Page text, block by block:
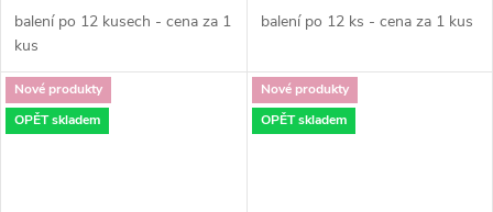
balení po 12 kusech - cena za 1
kus
balení po 12 ks - cena za 1 kus
Nové produkty
OPĚT skladem
Nové produkty
OPĚT skladem